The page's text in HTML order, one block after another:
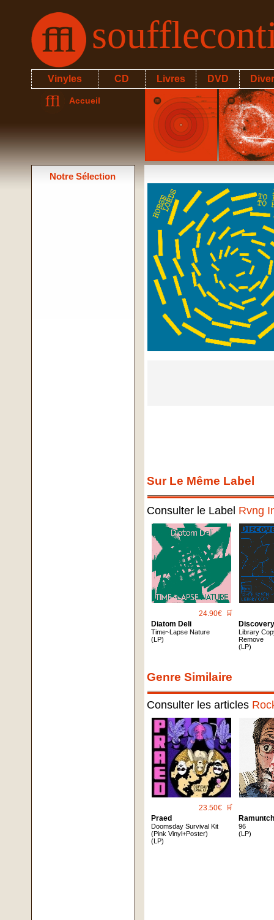
Vinyles CD Livres DVD
Accueil
Notre Sélection
Sur Le Même Label
Consulter le Label Rvng
24.90€ 🛒
Diatom Deli
Time~Lapse Nature
(LP)
Library
Remove
(LP)
Genre Similaire
Consulter les articles
23.50€ 🛒
Praed
Doomsday Survival Kit
(Pink Vinyl+Poster)
(LP)
96
(LP)